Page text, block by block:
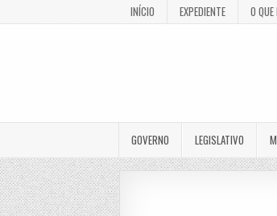
INÍCIO EXPEDIENTE O
GOVERNO LEGISLATIVO